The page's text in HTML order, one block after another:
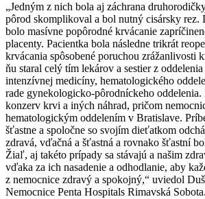
„Jedným z nich bola aj záchrana
pôrod skomplikoval a bol nutný cisársky rez.
bolo masívne popôrodné krvácanie
placenty. Pacientka bola následne trikrát
krvácania spôsobené poruchou zrážanlivosti
ňu staral celý tím lekárov a sestier z
intenzívnej medicíny, hematologického
rade gynekologicko-pôrodníckeho oddelenia.
konzerv krvi a iných náhrad, pričom
hematologickým oddelením v Bratislave.
šťastne a spoločne so svojím dieťatkom
zdravá, vďačná a šťastná a rovnako šťastní
Žiaľ, aj takéto prípady sa stávajú a našim
vďaka za ich nasadenie a odhodlanie, aby
z nemocnice zdravý a spokojný,“ uviedol
Nemocnice Penta Hospitals Rimavská Sobota.